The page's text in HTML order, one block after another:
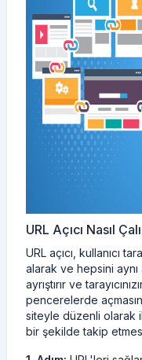
URL Açıcı Nasıl
URL açıcı, kullanıcı
alarak ve hepsini aynı
ayrıştırır ve
pencerelerde
siteyle düzenli olarak
bir şekilde takip